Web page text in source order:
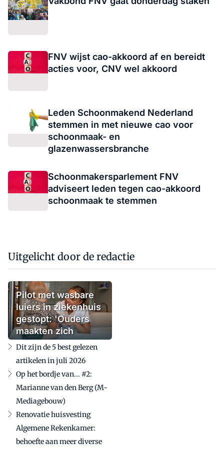
FNV wijst cao-akkoord af en bereidt
acties voor, CNV wel akkoord
Leden Schoonmakend Nederland
stemmen in met nieuwe cao voor
schoonmaak- en
glazenwassersbranche
Schoonmakersparlement FNV
adviseert leden tegen cao-akkoord
schoonmaak te stemmen
Uitgelicht door de redactie
Pilot met wasbare
luiers in ziekenhuis
gestopt: 'Ouders
maakten zich
zorgen'
Dit zijn de 5 best gelezen
artikelen in juli 2026
Op het bordje van... #2:
Marianne van den Berg (M-
Mediagebouw)
Renovatie huisvesting
Algemene Rekenkamer:
behoefte aan meer diverse